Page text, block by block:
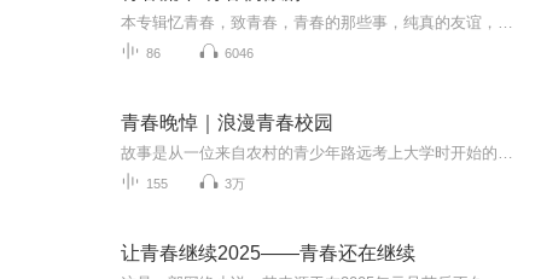
86 6046
青春晚悼｜浪漫青春校园
155 3万
让青春继续2025——青春还在继续